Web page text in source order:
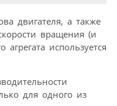
двигателя, а также
вращения (и
агрегата используется
для одного из